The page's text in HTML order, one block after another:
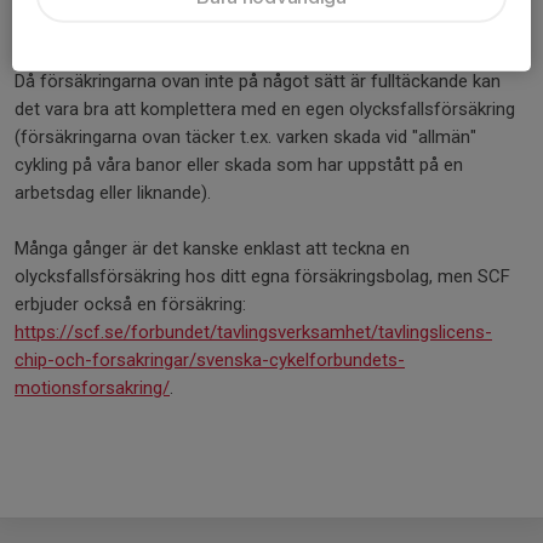
Då försäkringarna ovan inte på något sätt är fulltäckande kan
det vara bra att komplettera med en egen olycksfallsförsäkring
(försäkringarna ovan täcker t.ex. varken skada vid "allmän"
cykling på våra banor eller skada som har uppstått på en
arbetsdag eller liknande).
Många gånger är det kanske enklast att teckna en
olycksfallsförsäkring hos ditt egna försäkringsbolag, men SCF
erbjuder också en försäkring:
https://scf.se/forbundet/tavlingsverksamhet/tavlingslicens-
chip-och-forsakringar/svenska-cykelforbundets-
motionsforsakring/.